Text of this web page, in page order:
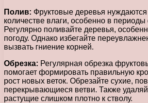
Полив: Фруктовые деревья нуждаются
количестве влаги, особенно в периоды
Регулярно поливайте деревья,
погоду. Однако избегайте
вызвать гниение корней.
Обрезка: Регулярная обрезка
помогает формировать правильную
рост новых веток. Обрезайте сухие,
перекрывающиеся ветви. Также
растущие слишком плотно к стволу.